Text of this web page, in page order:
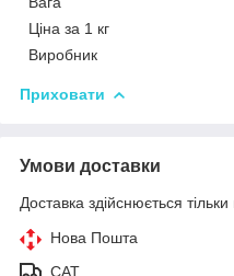
Ціна за 1 кг
Виробник
Приховати
Умови доставки
Доставка здійснюється
Нова Пошта
САТ